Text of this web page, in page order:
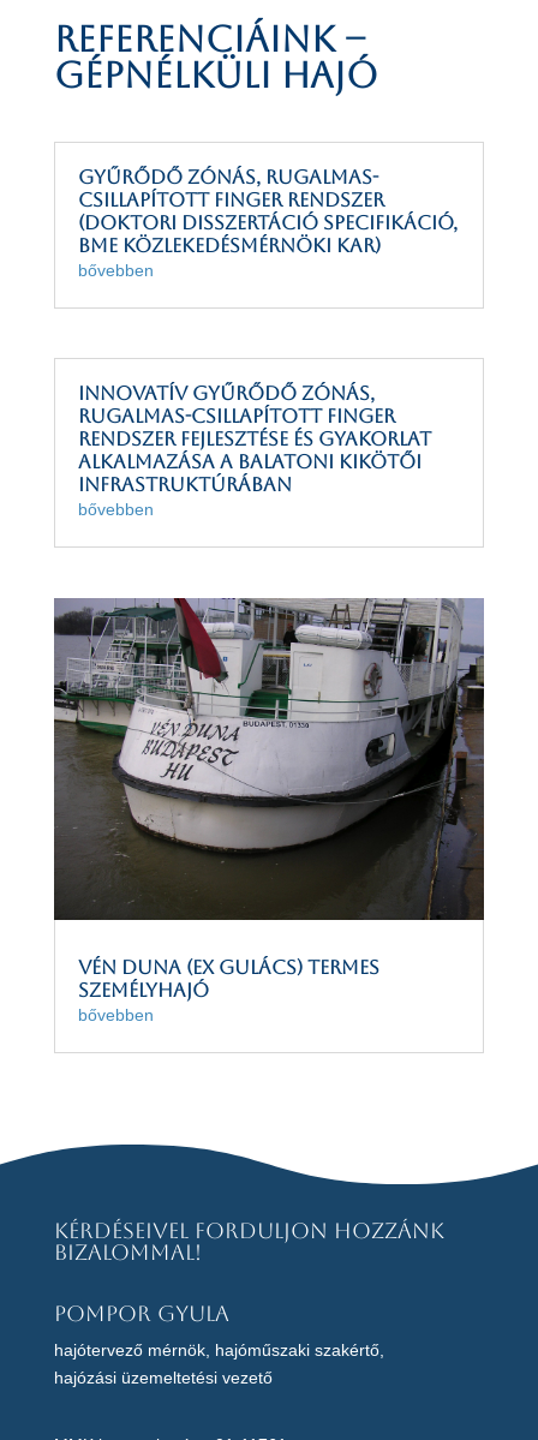
Referenciáink –
gépnélküli hajó
Gyűrődő zónás, rugalmas-
csillapított finger rendszer
(Doktori disszertáció specifikáció,
BME Közlekedésmérnöki Kar)
bővebben
Innovatív gyűrődő zónás,
rugalmas-csillapított finger
rendszer fejlesztése és gyakorlat
alkalmazása a balatoni kikötői
infrastruktúrában
bővebben
Vén Duna (ex Gulács) termes
személyhajó
bővebben
Kérdéseivel forduljon hozzánk
bizalommal!
Pompor Gyula
hajótervező mérnök, hajóműszaki szakértő,
hajózási üzemeltetési vezető